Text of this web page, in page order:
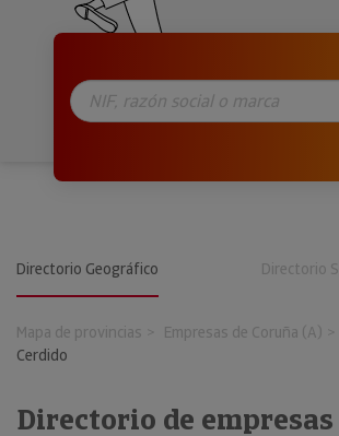
Directorio Geográfico Directorio
Mapa de provincias Empresas de Coruña (A)
Cerdido
Directorio de empresas